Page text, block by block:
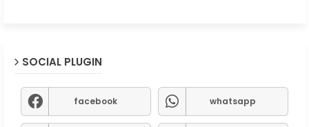
SOCIAL PLUGIN
facebook whatsapp